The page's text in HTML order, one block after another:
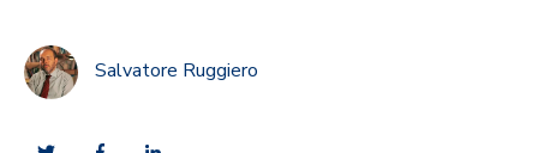
Salvatore Ruggiero